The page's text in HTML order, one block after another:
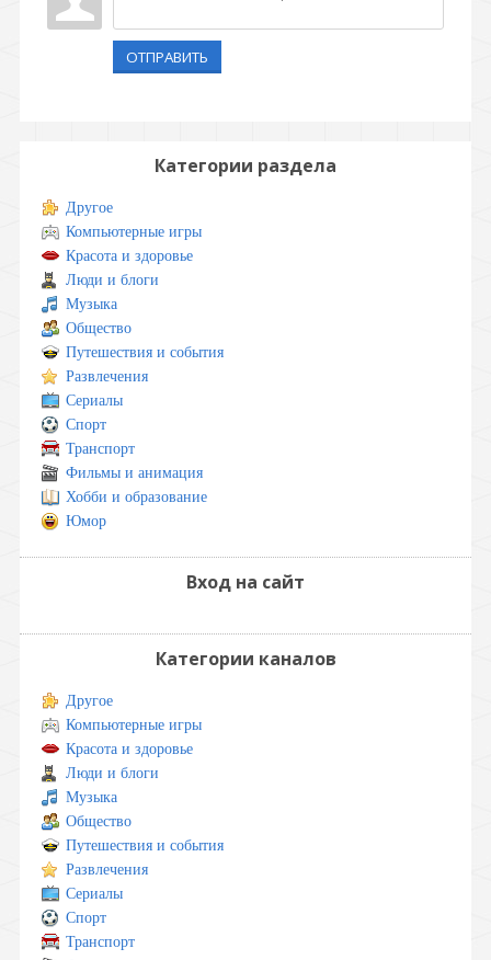
ОТПРАВИТЬ
Категории раздела
Другое
Компьютерные игры
Красота и здоровье
Люди и блоги
Музыка
Общество
Путешествия и события
Развлечения
Сериалы
Спорт
Транспорт
Фильмы и анимация
Хобби и образование
Юмор
Вход на сайт
Категории каналов
Другое
Компьютерные игры
Красота и здоровье
Люди и блоги
Музыка
Общество
Путешествия и события
Развлечения
Сериалы
Спорт
Транспорт